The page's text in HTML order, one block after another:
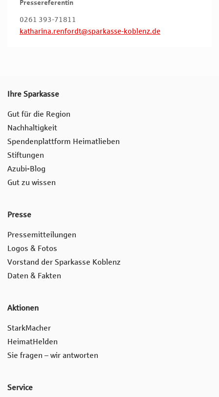
Pressereferentin
0261 393-71811
katharina.renfordt@sparkasse-koblenz.de
Ihre Sparkasse
Gut für die Region
Nachhaltigkeit
Spendenplattform Heimatlieben
Stiftungen
Azubi-Blog
Gut zu wissen
Presse
Pressemitteilungen
Logos & Fotos
Vorstand der Sparkasse Koblenz
Daten & Fakten
Aktionen
StarkMacher
HeimatHelden
Sie fragen – wir antworten
Service